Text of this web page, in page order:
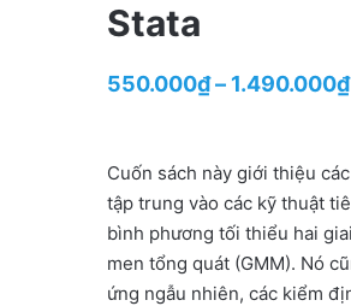
Stata
550.000₫– 1.490.000₫
Cuốn sách này giới thiệu
tập trung vào các kỹ thuật
bình phương tối thiểu hai
men tổng quát (GMM). Nó
ứng ngẫu nhiên, các kiểm